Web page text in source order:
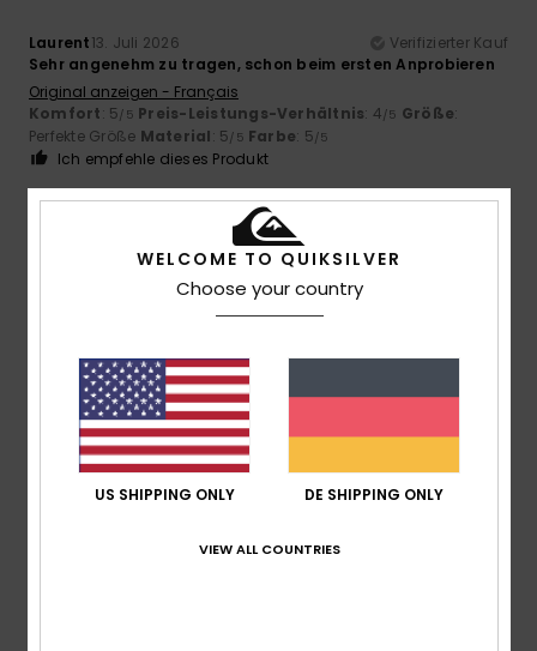
Laurent13. Juli 2026
Verifizierter Kauf
Sehr angenehm zu tragen, schon beim ersten Anprobieren
Original anzeigen - Français
Komfort: 5/5 Preis-Leistungs-Verhältnis: 4/5 Größe:
Perfekte Größe Material: 5/5 Farbe: 5/5
Ich empfehle dieses Produkt
5/5
Preis-Leistungs-Verhältnis
Original anzeigen - Français
Komfort: 5/5 Preis-Leistungs-Verhältnis
Perfekte GrößeMaterial: 5/5 Farbe: 5/5
Ich empfehle dieses Produkt
5/5
WELCOME TO QUIKSILVER
Choose your country
US SHIPPING ONLY DE SHIPPING ONLY
VIEW ALL COUNTRIES